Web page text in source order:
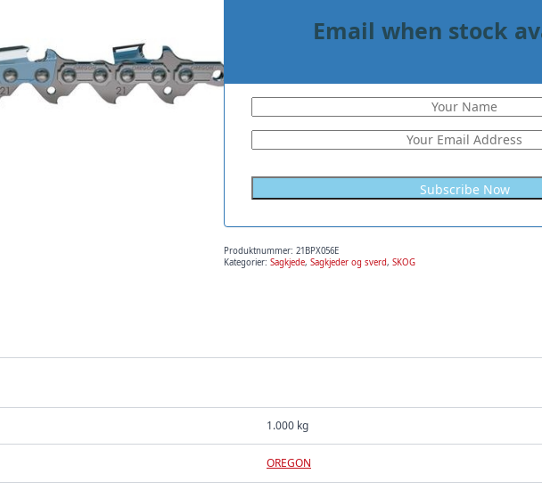
Email when stock
Produktnummer: 21BPX056E
Kategorier: Sagkjede, Sagkjeder og sverd, SKOG
1.000 kg
OREGON